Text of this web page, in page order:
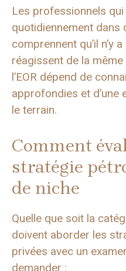
Les professionnels
quotidiennement dans
comprennent qu’il n’y
réagissent de la
l’EOR dépend de
approfondies et d’une
le terrain.
Comment
stratégie
de niche
Quelle que soit la
doivent aborder les
privées avec un
demander :